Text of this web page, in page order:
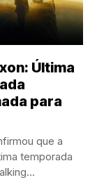
Última
para
que a
temporada